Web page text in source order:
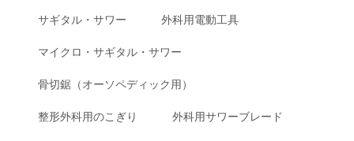
サギタル・サワー 外科用電動工具
マイクロ・サギタル・サワー
骨切鋸（オーソペディック用）
整形外科用のこぎり 外科用サワーブレード